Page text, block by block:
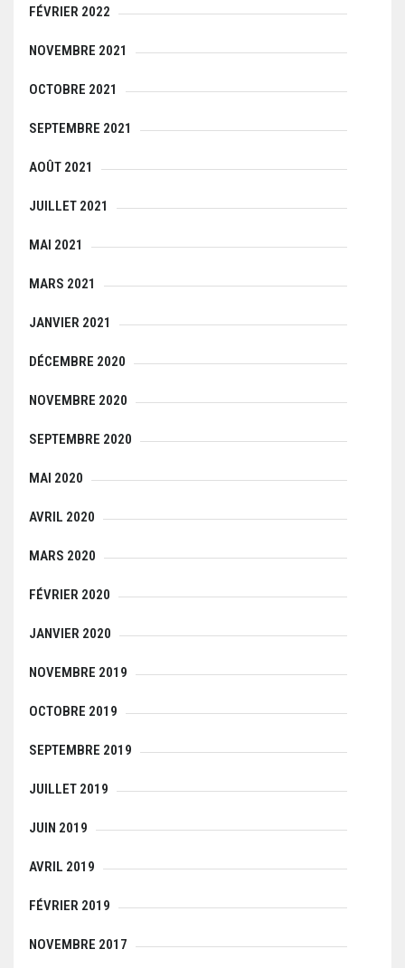
FÉVRIER 2022
NOVEMBRE 2021
OCTOBRE 2021
SEPTEMBRE 2021
AOÛT 2021
JUILLET 2021
MAI 2021
MARS 2021
JANVIER 2021
DÉCEMBRE 2020
NOVEMBRE 2020
SEPTEMBRE 2020
MAI 2020
AVRIL 2020
MARS 2020
FÉVRIER 2020
JANVIER 2020
NOVEMBRE 2019
OCTOBRE 2019
SEPTEMBRE 2019
JUILLET 2019
JUIN 2019
AVRIL 2019
FÉVRIER 2019
NOVEMBRE 2017